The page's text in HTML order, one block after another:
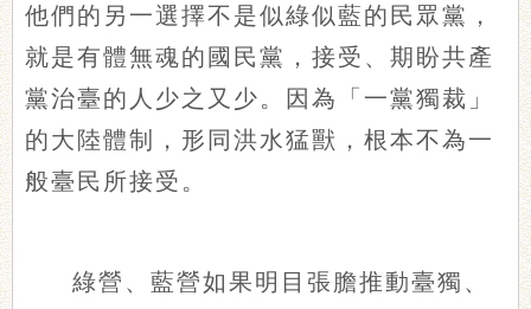
他們的另一選擇不是似綠似藍的民眾黨，
就是有體無魂的國民黨，接受、期盼共產
黨治臺的人少之又少。因為「一黨獨裁」
的大陸體制，形同洪水猛獸，根本不為一
般臺民所接受。
綠營、藍營如果明目張膽推動臺獨、